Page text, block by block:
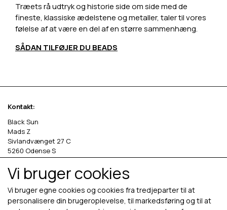
Træets rå udtryk og historie side om side med de
fineste, klassiske ædelstene og metaller, taler til vores
følelse af at være en del af en større sammenhæng.
SÅDAN TILFØJER DU BEADS
Kontakt:
Black Sun
Mads Z
Sivlandvænget 27 C
5260 Odense S
Denmark
Phone: +45 69 13 27 00
cvr. 36535458
Vi bruger cookies
Vi bruger egne cookies og cookies fra tredjeparter til at
personalisere din brugeroplevelse, til markedsføring og til at